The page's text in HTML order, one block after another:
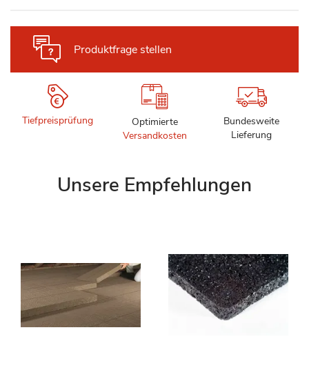
Produktfrage stellen
Tiefpreisprüfung
Optimierte
Versandkosten
Bundesweite
Lieferung
Unsere Empfehlungen